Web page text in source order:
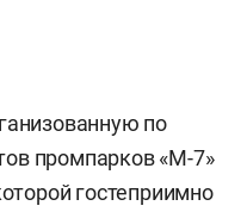
по
промпарков «М-7»
гостеприимно